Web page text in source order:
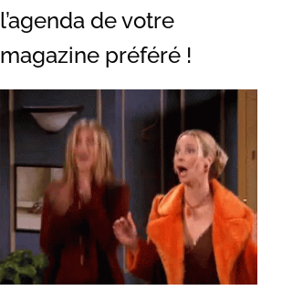
l’agenda de votre
magazine préféré !